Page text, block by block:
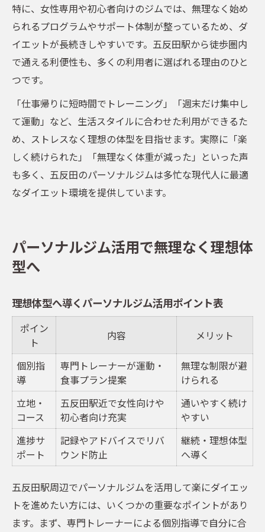
特に、女性専用や初心者向けのジムでは、無理なく始め
られるプログラムやサポート体制が整っているため、ダ
イエットが長続きしやすいです。五反田駅から徒歩圏内
で通える利便性も、多くの利用者に選ばれる理由のひと
つです。
「仕事帰りに短時間でトレーニング」「週末だけ集中し
て運動」など、生活スタイルに合わせた利用ができるた
め、ストレスなく理想の体型を目指せます。実際に「楽
しく続けられた」「無理なく体重が減った」といった声
も多く、五反田のパーソナルジムは多忙な現代人に最適
なダイエット環境を提供しています。
パーソナルジム活用で無理なく理想体
型へ
理想体型へ導くパーソナルジム活用ポイント表
ポイン
ト
内容 メリット
個別指
導
専門トレーナーが運動・
食事プラン提案
無理な制限が避
けられる
立地・
コース
五反田駅近で女性向けや
初心者向け充実
通いやすく続け
やすい
進捗サ
ポート
記録やアドバイスでリバ
ウンド防止
継続・理想体型
へ導く
五反田駅周辺でパーソナルジムを活用して楽にダイエッ
トを進めたい方には、いくつかの重要なポイントがあり
ます。まず、専門トレーナーによる個別指導で自分に合